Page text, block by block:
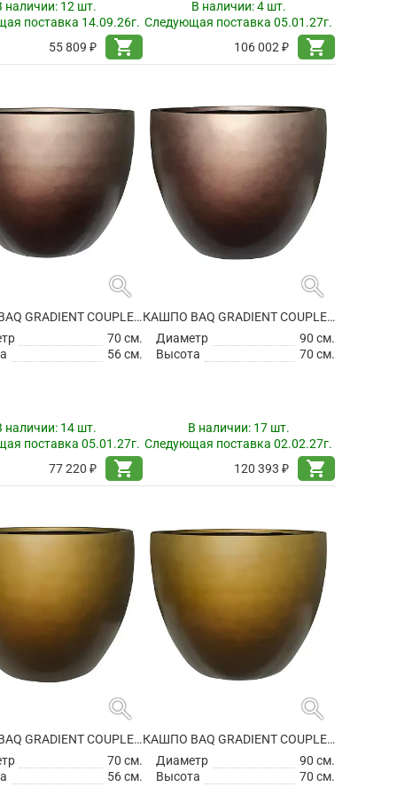
наличии: 12 шт.
поставка 14.09.26г.
55 809 ₽
shopping_cart
В наличии:4 шт.
Следующая поставка 05.01.27г.
106 002 ₽
shopping_cart
search
КАШПО BAQ GRADIENT COUPLE MATT COFFEE
70 см.
56 см.
наличии: 14 шт.
поставка 05.01.27г.
77 220 ₽
shopping_cart
search
КАШПО BAQ GRADIENT COUPLE MATT COFFEE
Диаметр
90 см.
Высота
70 см.
В наличии: 17 шт.
Следующая поставка 02.02.27г.
120 393 ₽
shopping_cart
search
КАШПО BAQ GRADIENT COUPLE MATT HONEY
70 см.
56 см.
search
КАШПО BAQ GRADIENT COUPLE MATT HONEY
Диаметр
90 см.
Высота
70 см.